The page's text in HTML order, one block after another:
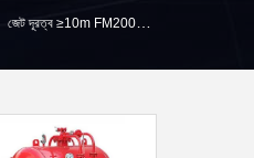
জেট দূরত্ব ≥10m FM200 ফায়ার দমন সিস্টেম লাল রঙের শিল্প অ্যাপ্লিকেশনগুলির জন্য